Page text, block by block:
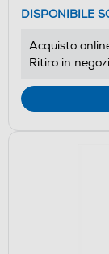
DISPONIBILE
Acquisto
Ritiro in